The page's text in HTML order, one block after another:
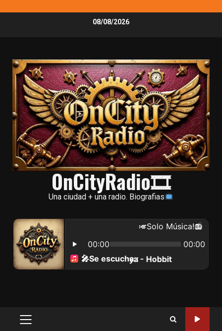
08/08/2026
OnCityRadio🎞
Una ciudad + una radio. Biografias
Primary